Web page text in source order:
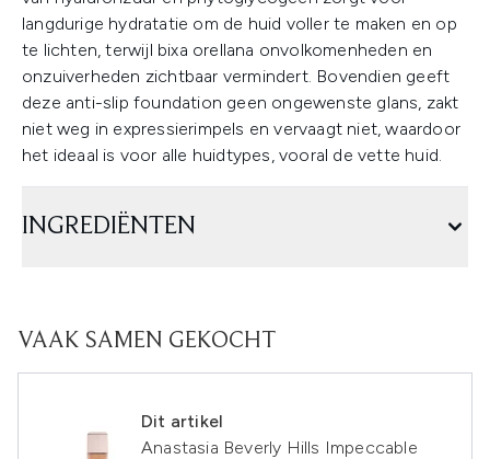
langdurige hydratatie om de huid voller te maken en op
te lichten, terwijl bixa orellana onvolkomenheden en
onzuiverheden zichtbaar vermindert. Bovendien geeft
deze anti-slip foundation geen ongewenste glans, zakt
niet weg in expressierimpels en vervaagt niet, waardoor
het ideaal is voor alle huidtypes, vooral de vette huid.
INGREDIËNTEN
VAAK SAMEN GEKOCHT
Dit artikel
Anastasia Beverly Hills Impeccable